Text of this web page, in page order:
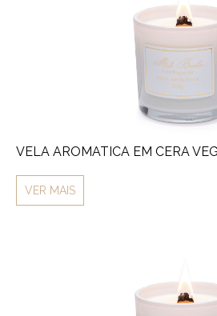
VELA AROMATICA EM CERA
VER MAIS